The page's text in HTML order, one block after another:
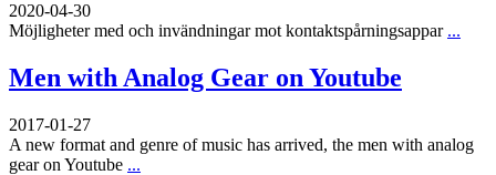
2020-04-30
Möjligheter med och invändningar mot kontaktspårningsappar ...
Men with Analog Gear on Youtube
2017-01-27
A new format and genre of music has arrived, the men with analog
gear on Youtube ...